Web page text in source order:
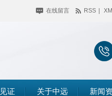
在线留言 RSS
证 关于中远 新闻